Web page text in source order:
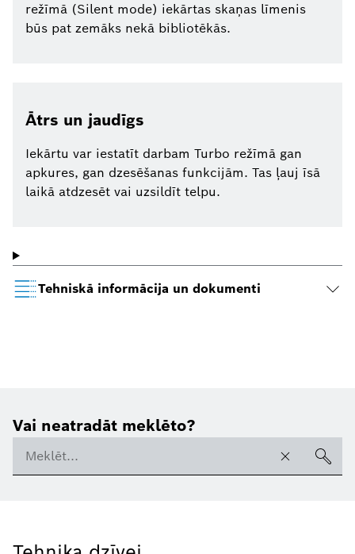
režīmā (Silent mode) iekārtas skaņas līmenis
būs pat zemāks nekā bibliotēkās.
Ātrs un jaudīgs
Iekārtu var iestatīt darbam Turbo režīmā gan
apkures, gan dzesēšanas funkcijām. Tas ļauj īsā
laikā atdzesēt vai uzsildīt telpu.
Tehniskā informācija un dokumenti
Vai neatradāt meklēto?